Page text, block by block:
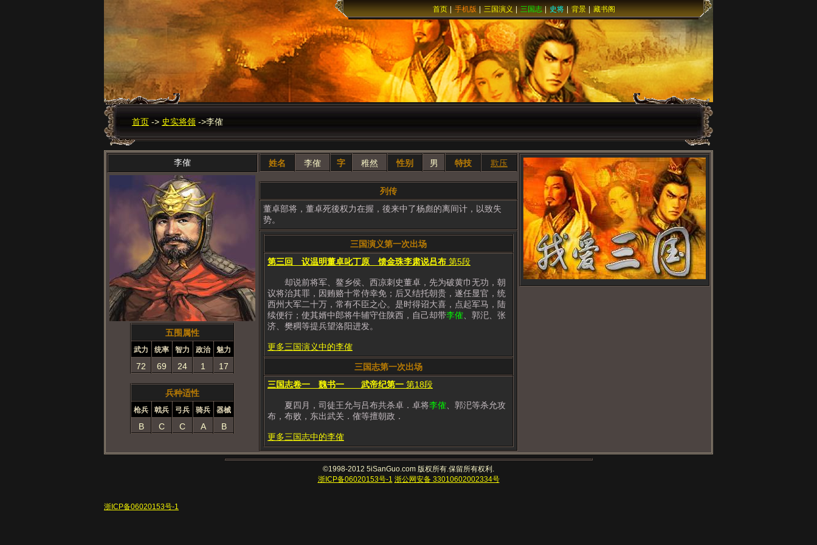
首页|手机版|三国演义|三国志|史将|背景|藏书阁
首页 -> 史实将领 ->李傕
李傕
五围属性
武力 统率 智力 政治 魅力
72 69 24 1 17
兵种适性
枪兵 戟兵 弓兵 骑兵 器械
B C C A B
姓名 李傕 字 稚然 性别 男 特技 欺压
列传
董卓部将，董卓死後权力在握，後来中了杨彪的离间计，以致失
势。
三国演义第一次出场
第三回 议温明董卓叱丁原 馈金珠李肃说吕布 第5段
却说前将军、鳌乡侯、西凉刺史董卓，先为破黄巾无功，朝
议将治其罪，因贿赂十常侍幸免；后又结托朝贵，遂任显官，统
西州大军二十万，常有不臣之心。是时得诏大喜，点起军马，陆
续便行；使其婿中郎将牛辅守住陕西，自己却带李傕 、郭汜、张
济、樊稠等提兵望洛阳进发。
更多三国演义中的李傕
三国志第一次出场
三国志卷一 魏书一 武帝纪第一 第18段
夏四月，司徒王允与吕布共杀卓．卓将李傕 、郭汜等杀允攻
布，布败，东出武关．傕等擅朝政．
更多三国志中的李傕
©1998-2012 5iSanGuo.com 版权所有.保留所有权利.
浙ICP备06020153号-1 浙公网安备 33010602002334号
浙ICP备06020153号-1